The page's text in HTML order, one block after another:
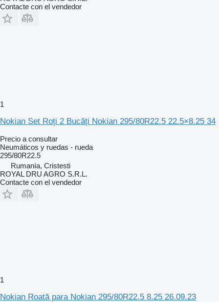
Contacte con el vendedor
1
Nokian Set Roți 2 Bucăți Nokian 295/80R22.5 22.5×8.25 34
Precio a consultar
Neumáticos y ruedas - rueda
295/80R22.5
Rumanía, Cristesti
ROYAL DRU AGRO S.R.L.
Contacte con el vendedor
1
Nokian Roată para Nokian 295/80R22.5 8.25 26.09.23